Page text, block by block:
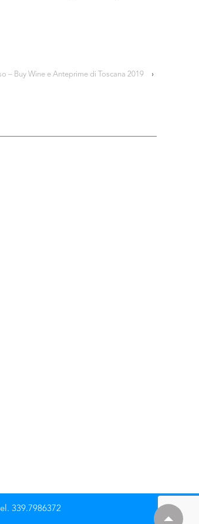
– Buy Wine e Anteprime di Toscana 2019 ›
339.7986372